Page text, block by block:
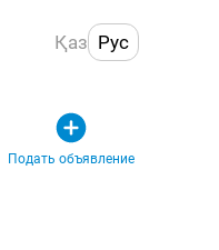
Қаз Рус
Подать объявление